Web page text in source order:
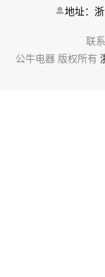
地址：
联
公牛电器 版权所有